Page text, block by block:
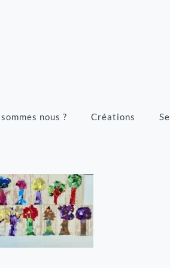
nous ? Créations